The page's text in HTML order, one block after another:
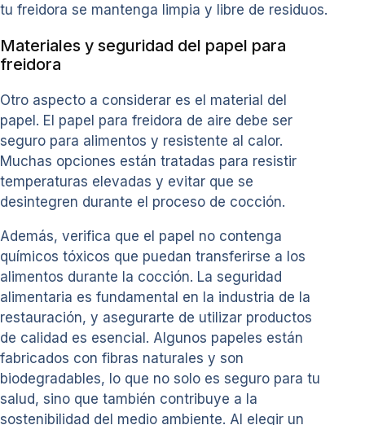
tu freidora se mantenga limpia y libre de residuos.
Materiales y seguridad del papel para
freidora
Otro aspecto a considerar es el material del
papel. El papel para freidora de aire debe ser
seguro para alimentos y resistente al calor.
Muchas opciones están tratadas para resistir
temperaturas elevadas y evitar que se
desintegren durante el proceso de cocción.
Además, verifica que el papel no contenga
químicos tóxicos que puedan transferirse a los
alimentos durante la cocción. La seguridad
alimentaria es fundamental en la industria de la
restauración, y asegurarte de utilizar productos
de calidad es esencial. Algunos papeles están
fabricados con fibras naturales y son
biodegradables, lo que no solo es seguro para tu
salud, sino que también contribuye a la
sostenibilidad del medio ambiente. Al elegir un